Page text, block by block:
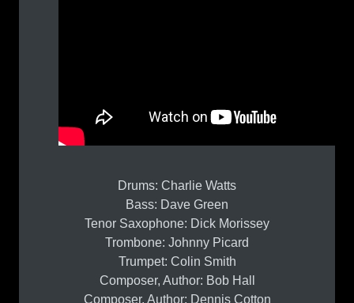
Drums: Charlie Watts
Bass: Dave Green
Tenor Saxophone: Dick Morissey
Trombone: Johnny Picard
Trumpet: Colin Smith
Composer, Author: Bob Hall
Composer, Author: Dennis Cotton